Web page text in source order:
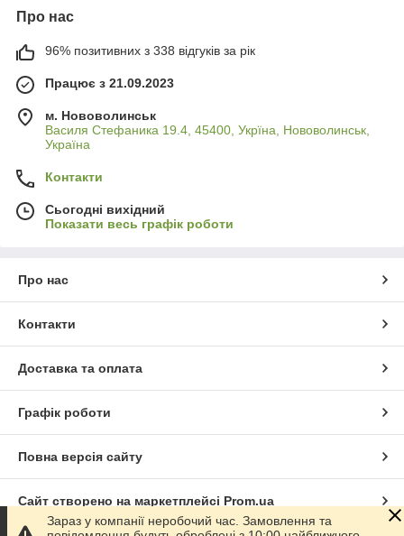
Про нас
96% позитивних з 338 відгуків за рік
Працює з 21.09.2023
м. Нововолинськ
Василя Стефаника 19.4, 45400, Укрїна, Нововолинськ,
Україна
Контакти
Сьогодні вихідний
Показати весь графік роботи
Про нас
Контакти
Доставка та оплата
Графік роботи
Повна версія сайту
Сайт створено на маркетплейсі Prom.ua
Зараз у компанії неробочий час. Замовлення та